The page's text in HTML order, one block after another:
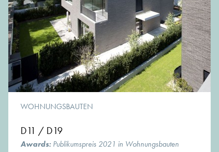
WOHNUNGSBAUTEN
D11 / D19
Awards: Publikumspreis 2021 in Wohnungsbauten